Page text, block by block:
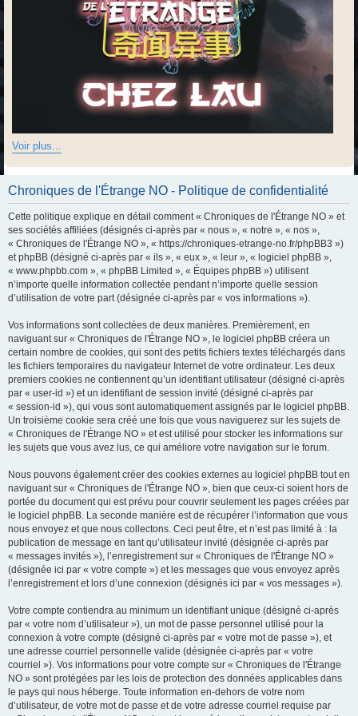
Voir plus...
Chroniques de l'Étrange NO - Politique de confidentialité
Cette politique explique en détail comment « Chroniques de l'Étrange NO » et
ses sociétés affiliées (désignés ci-après par « nous », « notre », « nos »,
« Chroniques de l'Étrange NO », « https://chroniques-etrange-no.fr/phpBB3 »)
et phpBB (désigné ci-après par « ils », « eux », « leur », « logiciel phpBB »,
« www.phpbb.com », « phpBB Limited », « Équipes phpBB ») utilisent
n’importe quelle information collectée pendant n’importe quelle session
d’utilisation de votre part (désignée ci-après par « vos informations »).
Vos informations sont collectées de deux manières. Premièrement, en
naviguant sur « Chroniques de l'Étrange NO », le logiciel phpBB créera un
certain nombre de cookies, qui sont des petits fichiers textes téléchargés dans
les fichiers temporaires du navigateur Internet de votre ordinateur. Les deux
premiers cookies ne contiennent qu’un identifiant utilisateur (désigné ci-après
par « user-id ») et un identifiant de session invité (désigné ci-après par
« session-id »), qui vous sont automatiquement assignés par le logiciel phpBB.
Un troisième cookie sera créé une fois que vous naviguerez sur les sujets de
« Chroniques de l'Étrange NO » et est utilisé pour stocker les informations sur
les sujets que vous avez lus, ce qui améliore votre navigation sur le forum.
Nous pouvons également créer des cookies externes au logiciel phpBB tout en
naviguant sur « Chroniques de l'Étrange NO », bien que ceux-ci soient hors de
portée du document qui est prévu pour couvrir seulement les pages créées par
le logiciel phpBB. La seconde manière est de récupérer l’information que vous
nous envoyez et que nous collectons. Ceci peut être, et n’est pas limité à : la
publication de message en tant qu’utilisateur invité (désignée ci-après par
« messages invités »), l’enregistrement sur « Chroniques de l'Étrange NO »
(désignée ici par « votre compte ») et les messages que vous envoyez après
l’enregistrement et lors d’une connexion (désignés ici par « vos messages »).
Votre compte contiendra au minimum un identifiant unique (désigné ci-après
par « votre nom d’utilisateur »), un mot de passe personnel utilisé pour la
connexion à votre compte (désigné ci-après par « votre mot de passe »), et
une adresse courriel personnelle valide (désignée ci-après par « votre
courriel »). Vos informations pour votre compte sur « Chroniques de l'Étrange
NO » sont protégées par les lois de protection des données applicables dans
le pays qui nous héberge. Toute information en-dehors de votre nom
d’utilisateur, de votre mot de passe et de votre adresse courriel requise par